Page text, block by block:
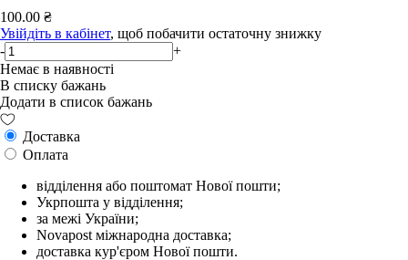
100.00 ₴
Увійдіть в кабінет, щоб побачити остаточну знижку
-
+
Немає в наявності
В списку бажань
Додати в список бажань
Доставка
Оплата
відділення або поштомат Нової пошти;
Укрпошта у відділення;
за межі України;
Novapost міжнародна доставка;
доставка кур'єром Нової пошти.